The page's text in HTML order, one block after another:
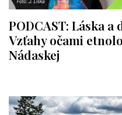
PODCAST: Láska
Vzťahy očami
Nádaskej